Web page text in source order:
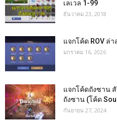
เลเวล 1-99
ธันวาคม 23, 2018
แจกโค้ด ROV ล่
มกราคม 16, 2026
แจกโค้ดถังซาน
ถังซาน (โค้ด
กันยายน 27, 2024